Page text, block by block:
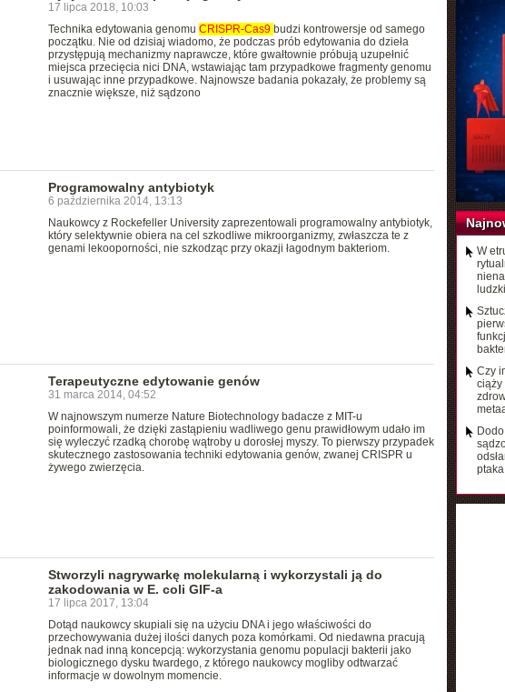
17 lipca 2018, 10:03
Technika edytowania genomu CRISPR-Cas9 budzi kontrowersje od samego
początku. Nie od dzisiaj wiadomo, że podczas prób edytowania do dzieła
przystępują mechanizmy naprawcze, które gwałtownie próbują uzupełnić
miejsca przecięcia nici DNA, wstawiając tam przypadkowe fragmenty genomu
i usuwając inne przypadkowe. Najnowsze badania pokazały, że problemy są
znacznie większe, niż sądzono
Programowalny antybiotyk
6 października 2014, 13:13
Naukowcy z Rockefeller University zaprezentowali programowalny antybiotyk,
który selektywnie obiera na cel szkodliwe mikroorganizmy, zwłaszcza te z
genami lekooporności, nie szkodząc przy okazji łagodnym bakteriom.
Terapeutyczne edytowanie genów
31 marca 2014, 04:52
W najnowszym numerze Nature Biotechnology badacze z MIT-u
poinformowali, że dzięki zastąpieniu wadliwego genu prawidłowym udało im
się wyleczyć rzadką chorobę wątroby u dorosłej myszy. To pierwszy przypadek
skutecznego zastosowania techniki edytowania genów, zwanej CRISPR u
żywego zwierzęcia.
Stworzyli nagrywarkę molekularną i wykorzystali ją do
zakodowania w E. coli GIF-a
17 lipca 2017, 13:04
Dotąd naukowcy skupiali się na użyciu DNA i jego właściwości do
przechowywania dużej ilości danych poza komórkami. Od niedawna pracują
jednak nad inną koncepcją: wykorzystania genomu populacji bakterii jako
biologicznego dysku twardego, z którego naukowcy mogliby odtwarzać
informacje w dowolnym momencie.
W
Czy
ciąży
ptaka